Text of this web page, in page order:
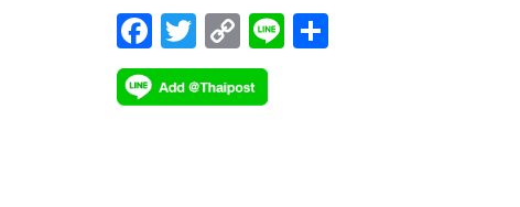
F
ac
e
T
wi
tt
C
o
p
Li